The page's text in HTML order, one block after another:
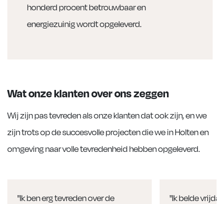
honderd procent betrouwbaar en
energiezuinig wordt opgeleverd.
Wat onze klanten over ons zeggen
Wij zijn pas tevreden als onze klanten dat ook zijn, en we
zijn trots op de succesvolle projecten die we in Holten en
omgeving naar volle tevredenheid hebben opgeleverd.
"Ik ben erg tevreden over de
"Ik belde